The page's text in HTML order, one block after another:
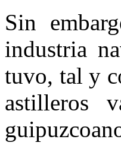
Sin
industria
tuvo, tal y
astilleros